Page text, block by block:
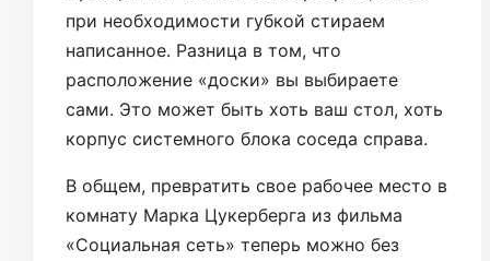
при необходимости губкой стираем
написанное. Разница в том, что
расположение «доски» вы выбираете
сами. Это может быть хоть ваш стол, хоть
корпус системного блока соседа справа.
В общем, превратить свое рабочее место в
комнату Марка Цукерберга из фильма
«Социальная сеть» теперь можно без